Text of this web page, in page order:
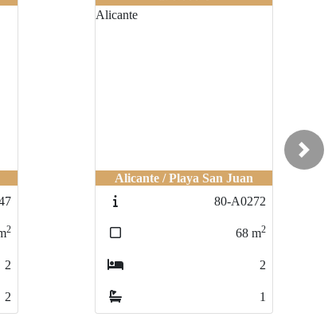
2
2
2
Alicante / Playa San Juan
80-A0272
68 m2
2
1
m
Alicante / Playa San Juan
80-A0272
68m
Next